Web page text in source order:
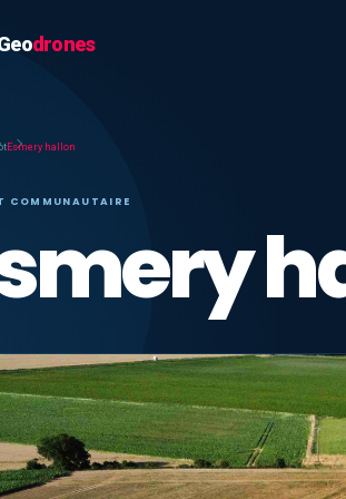
drones
Esmery hallon
COMMUNAUTAIRE